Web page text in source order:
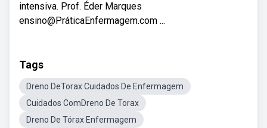
intensiva. Prof. Éder Marques
ensino@PráticaEnfermagem.com ...
Tags
Dreno DeTorax Cuidados De Enfermagem
Cuidados ComDreno De Torax
Dreno De Tórax Enfermagem